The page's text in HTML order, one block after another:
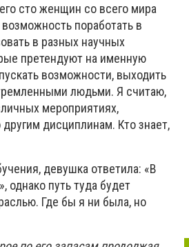
сто женщин со всего мира
поработать в
в разных научных
претендуют на именную
возможности, выходить
людьми. Я считаю,
мероприятиях,
дисциплинам. Кто знает,
девушка ответила: «В
однако путь туда будет
Где бы я ни была, но